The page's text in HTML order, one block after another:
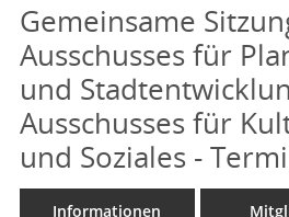
Gemeinsame
Ausschusses für
und
Ausschusses für
und Soziales -
Informationen